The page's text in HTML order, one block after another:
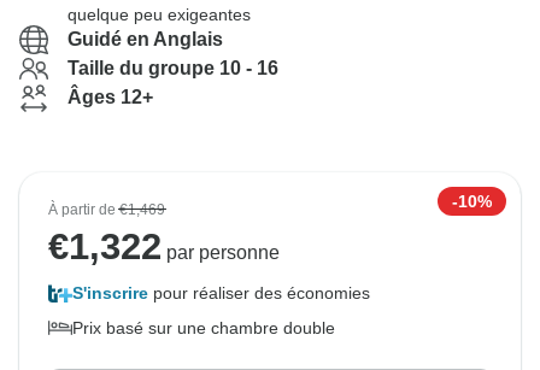
quelque peu exigeantes
Guidé en Anglais
Taille du groupe 10 - 16
Âges 12+
À partir de€1,469 -10%
€1,322 par personne
S'inscrire pour réaliser des économies
Prix basé sur une chambre double